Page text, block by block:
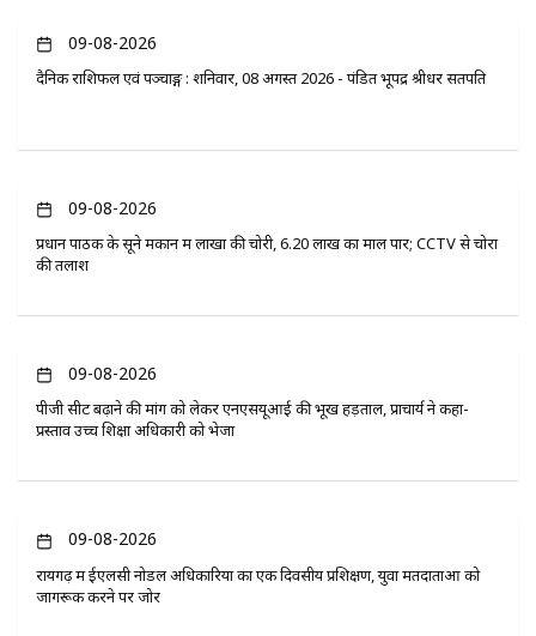
09-08-2026
दैनिक राशिफल एवं पञ्चाङ्ग : शनिवार, 08 अगस्त 2026 - पंडित भूपेंद्र श्रीधर सतपति
09-08-2026
प्रधान पाठक के सूने मकान में लाखों की चोरी, 6.20 लाख का माल पार; CCTV से चोरों
की तलाश
09-08-2026
पीजी सीट बढ़ाने की मांग को लेकर एनएसयूआई की भूख हड़ताल, प्राचार्य ने कहा-
प्रस्ताव उच्च शिक्षा अधिकारी को भेजा
09-08-2026
रायगढ़ में ईएलसी नोडल अधिकारियों का एक दिवसीय प्रशिक्षण, युवा मतदाताओं को
जागरूक करने पर जोर